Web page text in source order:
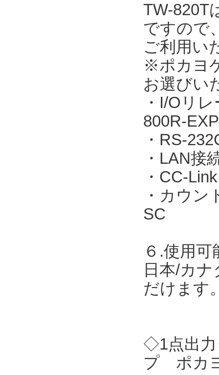
TW-820T
ですので
ご利用い
※ポカヨ
お選びい
・I/Oリ
800R-EXP
・RS-
・LAN接
・CC-
・カウン
SC
６.使用可
日本/カ
だけます
◇1点出力
プ ポカ